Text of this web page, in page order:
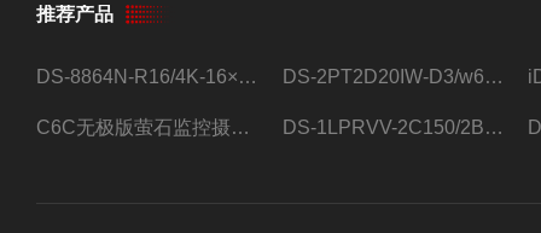
推荐产品
DS-8864N-R16/4K-16×4T/希捷16盘位录像机 DS-2PT2D20IW-D3/w64路高清硬盘录像机
C6C无极版萤石监控摄像头 DS-1LPRVV-2C150/2B监控室外夜视高清电源线护套线200米/卷